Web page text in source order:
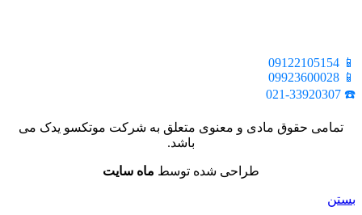
📱 09122105154
📱 09923600028
☎️ 021-33920307
تمامی حقوق مادی و معنوی متعلق به شرکت موتکسو یدک می
باشد.
طراحی شده توسط ماه سایت
بستن